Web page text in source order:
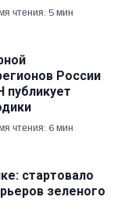
чтения: 5 мин
России
чтения: 6 мин
стартовало
зеленого